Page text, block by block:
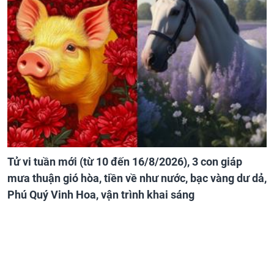
Tử vi tuần mới (từ 10 đến 16/8/2026), 3 con giáp
mưa thuận gió hòa, tiền về như nước, bạc vàng dư dả,
Phú Quý Vinh Hoa, vận trình khai sáng